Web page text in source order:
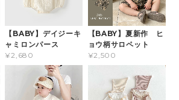
【BABY】デイジーキ
ャミロンパース
¥2,680
【BABY】夏新作 ヒ
ョウ柄サロペット
¥2,500